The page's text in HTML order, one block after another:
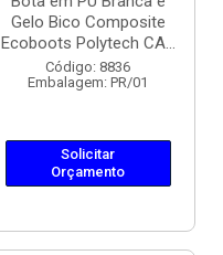
Gelo Bico Composite
Ecoboots Polytech CA...
Código: 8836
Embalagem: PR/01
Solicitar
Orçamento